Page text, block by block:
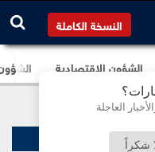
العاجلة
شكراً
النسخة الكاملة
الشؤون الإقتصادية